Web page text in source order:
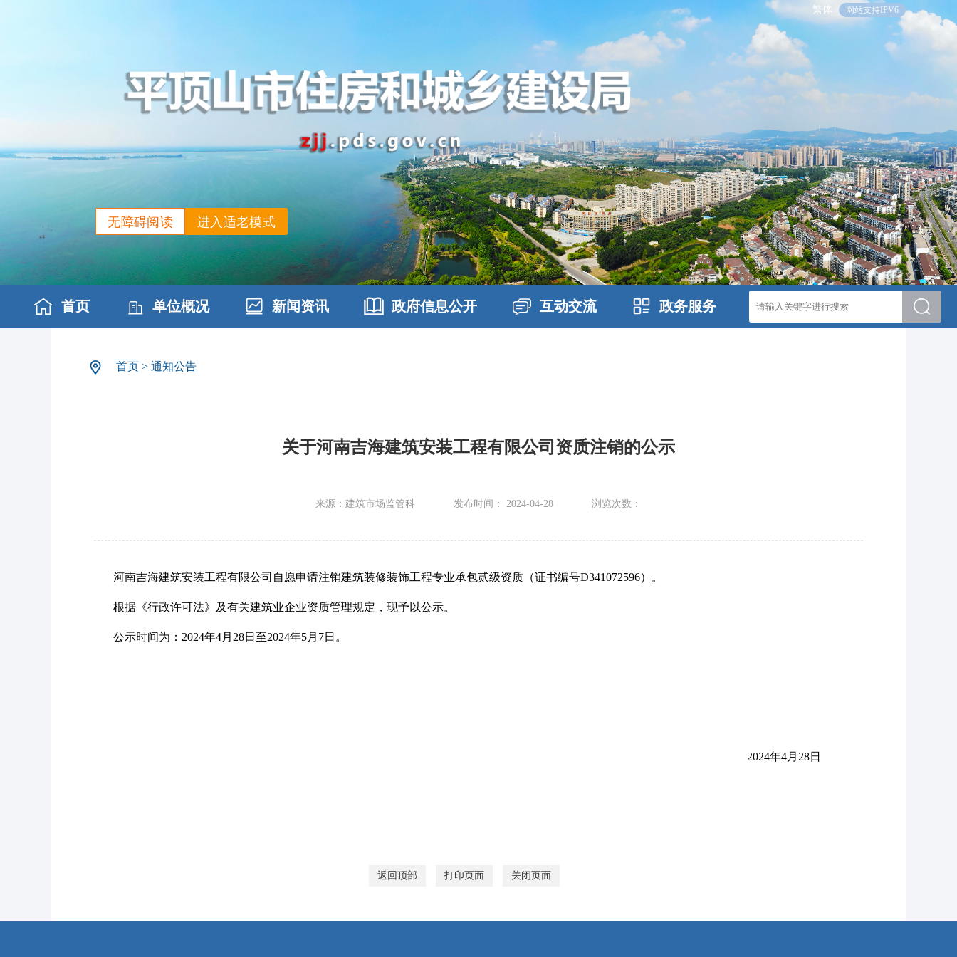
繁体 网站支持IPV6
进入适老模式
无障碍阅读
首页 单位概况 新闻资讯 政府信息公开 互动交流 政务服务
首页 > 通知公告
关于河南吉海建筑安装工程有限公司资质注销的公示
来源：建筑市场监管科 发布时间： 2024-04-28 浏览次数：
河南吉海建筑安装工程有限公司自愿申请注销建筑装修装饰工程专业承包贰级资质（证书编号D341072596）。
根据《行政许可法》及有关建筑业企业资质管理规定，现予以公示。
公示时间为：2024年4月28日至2024年5月7日。
2024年4月28日
返回顶部 打印页面 关闭页面